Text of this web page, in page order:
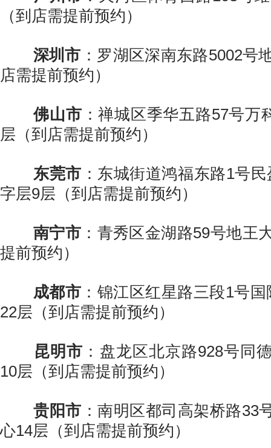
（到店需提前预约）
深圳市 ：罗湖区深南东路5002号
店需提前预约）
佛山市 ：禅城区季华五路57号万
层（到店需提前预约）
东莞市 ：东城街道鸿福东路1号
字层9层（到店需提前预约）
南宁市 ：青秀区金湖路59号地王
提前预约）
成都市 ：锦江区红星路三段1号
22层（到店需提前预约）
昆明市 ：盘龙区北京路928号同
10层（到店需提前预约）
贵阳市 ：南明区都司高架桥路33
心14层（到店需提前预约）